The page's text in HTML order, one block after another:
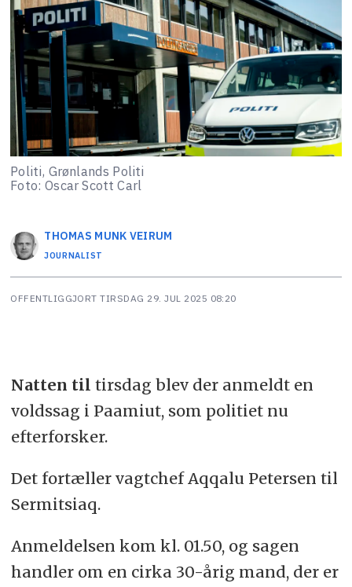
Politi, Grønlands Politi
Foto: Oscar Scott Carl
THOMAS MUNK VEIRUM
JOURNALIST
OFFENTLIGGJORT TIRSDAG 29. JUL 2025 08:20
Natten til tirsdag blev der anmeldt en
voldssag i Paamiut, som politiet nu
efterforsker.
Det fortæller vagtchef Aqqalu Petersen til
Sermitsiaq.
Anmeldelsen kom kl. 01.50, og sagen
handler om en cirka 30-årig mand, der er